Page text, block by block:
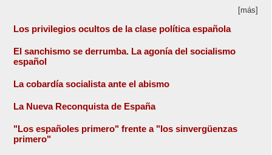
[más]
Los privilegios ocultos de la clase política española
El sanchismo se derrumba. La agonía del socialismo
español
La cobardía socialista ante el abismo
La Nueva Reconquista de España
"Los españoles primero" frente a "los sinvergüenzas
primero"